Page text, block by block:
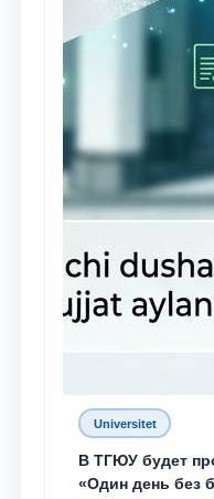
Universitet
В ТГЮУ будет
«Один день без